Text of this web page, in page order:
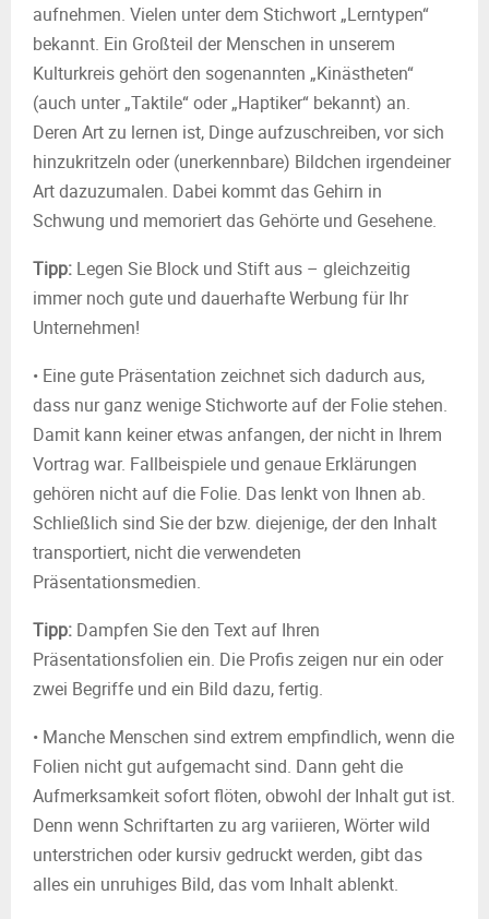
aufnehmen. Vielen unter dem Stichwort „Lerntypen“
bekannt. Ein Großteil der Menschen in unserem
Kulturkreis gehört den sogenannten „Kinästheten“
(auch unter „Taktile“ oder „Haptiker“ bekannt) an.
Deren Art zu lernen ist, Dinge aufzuschreiben, vor sich
hinzukritzeln oder (unerkennbare) Bildchen irgendeiner
Art dazuzumalen. Dabei kommt das Gehirn in
Schwung und memoriert das Gehörte und Gesehene.
Tipp: Legen Sie Block und Stift aus – gleichzeitig
immer noch gute und dauerhafte Werbung für Ihr
Unternehmen!
• Eine gute Präsentation zeichnet sich dadurch aus,
dass nur ganz wenige Stichworte auf der Folie stehen.
Damit kann keiner etwas anfangen, der nicht in Ihrem
Vortrag war. Fallbeispiele und genaue Erklärungen
gehören nicht auf die Folie. Das lenkt von Ihnen ab.
Schließlich sind Sie der bzw. diejenige, der den Inhalt
transportiert, nicht die verwendeten
Präsentationsmedien.
Tipp: Dampfen Sie den Text auf Ihren
Präsentationsfolien ein. Die Profis zeigen nur ein oder
zwei Begriffe und ein Bild dazu, fertig.
• Manche Menschen sind extrem empfindlich, wenn die
Folien nicht gut aufgemacht sind. Dann geht die
Aufmerksamkeit sofort flöten, obwohl der Inhalt gut ist.
Denn wenn Schriftarten zu arg variieren, Wörter wild
unterstrichen oder kursiv gedruckt werden, gibt das
alles ein unruhiges Bild, das vom Inhalt ablenkt.